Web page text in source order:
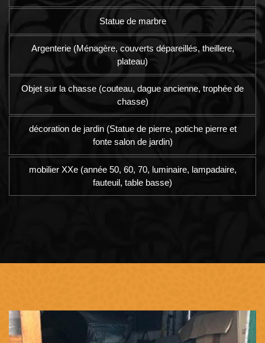
Statue de marbre
Argenterie (Ménagère, couverts dépareillés, theillere,
plateau)
Objet sur la chasse (couteau, dague ancienne, trophée de
chasse)
décoration de jardin (Statue de pierre, potiche pierre et
fonte salon de jardin)
mobilier XXe (année 50, 60, 70, luminaire, lampadaire,
fauteuil, table basse)